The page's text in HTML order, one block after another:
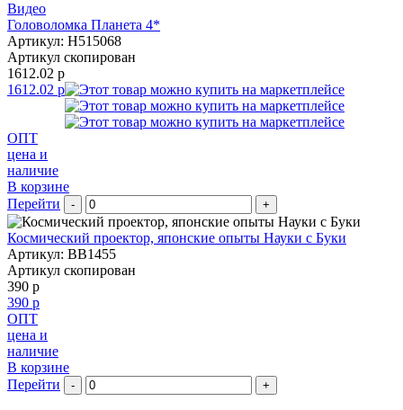
Видео
Головоломка Планета 4*
Артикул: H515068
Артикул скопирован
1612.02 р
1612.02 р
ОПТ
цена и
наличие
В корзине
Перейти
- +
Космический проектор, японские опыты Науки с Буки
Артикул: BB1455
Артикул скопирован
390 р
390 р
ОПТ
цена и
наличие
В корзине
Перейти
- +